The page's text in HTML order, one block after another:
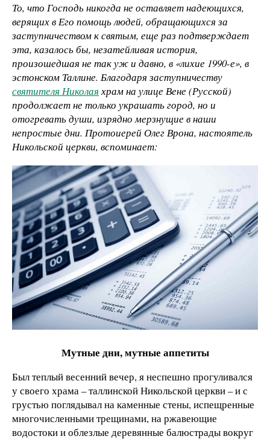
То, что Господь никогда не оставляет надеющихся,
верящих в Его помощь людей, обращающихся за
заступничеством к святым, еще раз подтверждает
эта, казалось бы, незатейливая история,
произошедшая не так уж и давно, в «лихие 1990-е», в
эстонском Таллине. Благодаря заступничеству
святителя Николаяхрам на улице Вене (Русской)
продолжает не только украшать город, но и
отогревать души, изрядно мерзнущие в наши
непростые дни. Протоиерей Олег Врона, настоятель
Никольской церкви, вспоминает:
Мутные дни, мутные аппетиты
Был теплый весенний вечер, я неспешно прогуливался
у своего храма – таллинской Никольской церкви – и с
грустью поглядывал на каменные стены, испещренные
многочисленными трещинами, на ржавеющие
водостоки и облезлые деревянные балюстрады вокруг